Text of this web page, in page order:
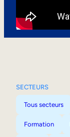
SECTEURS
Tous secteurs
Formation